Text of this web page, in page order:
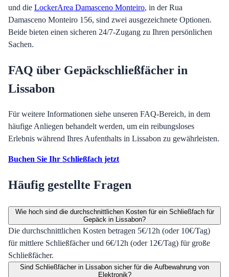
und die LockerArea Damasceno Monteiro, in der Rua
Damasceno Monteiro 156, sind zwei ausgezeichnete Optionen.
Beide bieten einen sicheren 24/7-Zugang zu Ihren persönlichen
Sachen.
FAQ über Gepäckschließfächer in
Lissabon
Für weitere Informationen siehe unseren FAQ-Bereich, in dem
häufige Anliegen behandelt werden, um ein reibungsloses
Erlebnis während Ihres Aufenthalts in Lissabon zu gewährleisten.
Buchen Sie Ihr Schließfach jetzt
Häufig gestellte Fragen
Wie hoch sind die durchschnittlichen Kosten für ein Schließfach für
Gepäck in Lissabon?
Die durchschnittlichen Kosten betragen 5€/12h (oder 10€/Tag)
für mittlere Schließfächer und 6€/12h (oder 12€/Tag) für große
Schließfächer.
Sind Schließfächer in Lissabon sicher für die Aufbewahrung von
Elektronik?